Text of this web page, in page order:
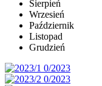
Sierpień
Wrzesień
Październik
Listopad
Grudzień